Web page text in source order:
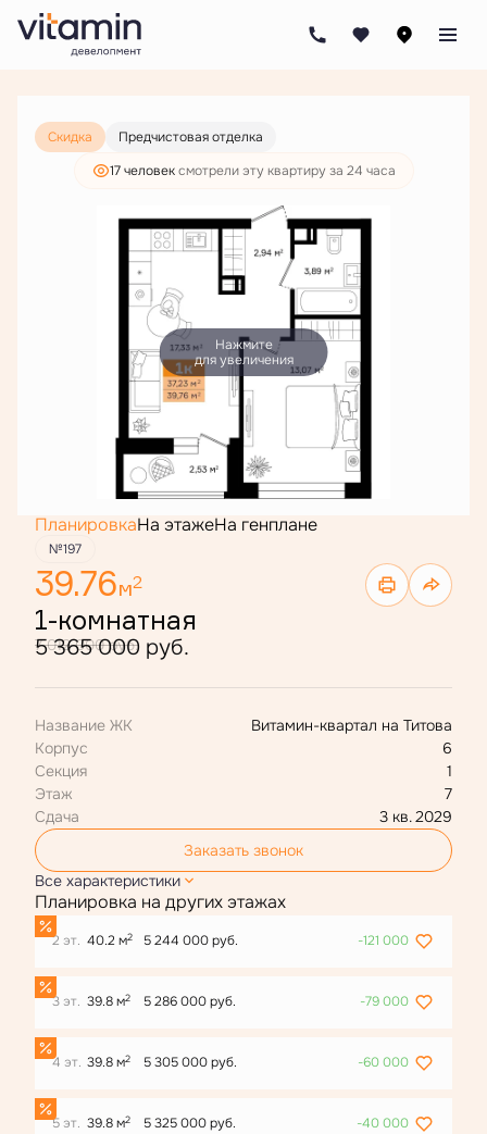
1-комнатная 7 012 000 руб.
5 365 000 руб.
Скидка
Предчистовая отделка
17 человексмотрели эту квартиру за 24 часа
Нажмите
для увеличения
ПланировкаНа этажеНа генплане
№197
39.76м2
1-комнатная
7 012 000 руб.
5 365 000 руб.
Название ЖК
Витамин-квартал на Титова
Корпус
6
Секция
1
Этаж
7
Сдача
3 кв. 2029
Заказать звонок
Все характеристики
Планировка на других этажах
2 эт. 40.2 м2 5 244 000 руб. -121 000
3 эт. 39.8 м2 5 286 000 руб. -79 000
4 эт. 39.8 м2 5 305 000 руб. -60 000
5 эт. 39.8 м2 5 325 000 руб. -40 000